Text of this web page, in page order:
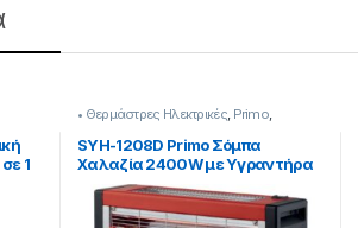
1
• Θερμάστρες Ηλεκτρικές, Primo
Κλιματισμός & Θέρμανση
SYH-1208D Primo Σόμπα
Χαλαζία 2400W με Υγραντήρα
και Ανεμιστήρα